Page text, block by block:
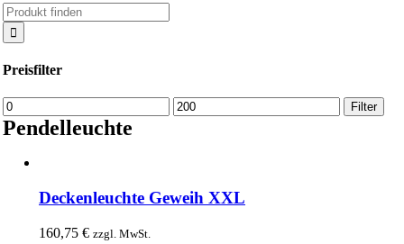
Suche
nach:
Preisfilter
Min.
Preis
Max.
Preis
Filter
Pendelleuchte
Deckenleuchte Geweih XXL
160,75 € zzgl. MwSt.